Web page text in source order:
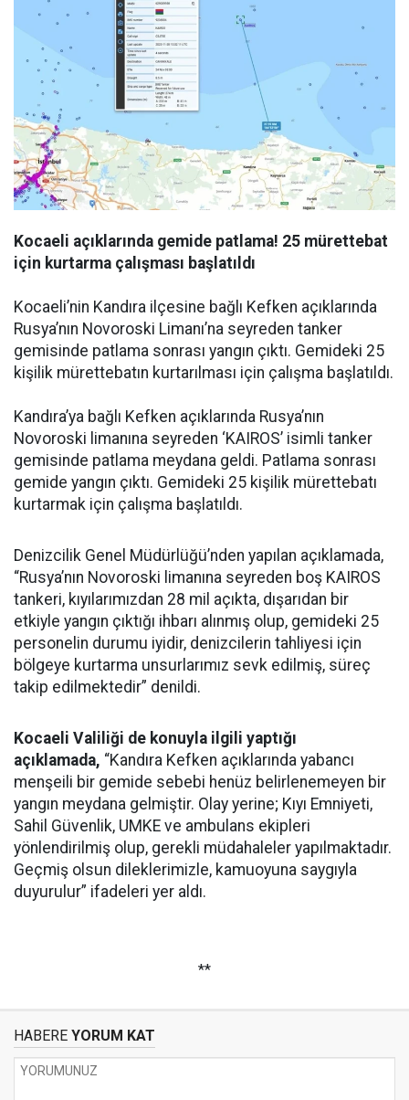
Kocaeli açıklarında gemide patlama! 25 mürettebat
için kurtarma çalışması başlatıldı
Kocaeli’nin Kandıra ilçesine bağlı Kefken açıklarında
Rusya’nın Novoroski Limanı’na seyreden tanker
gemisinde patlama sonrası yangın çıktı. Gemideki 25
kişilik mürettebatın kurtarılması için çalışma başlatıldı.
Kandıra’ya bağlı Kefken açıklarında Rusya’nın
Novoroski limanına seyreden ‘KAIROS’ isimli tanker
gemisinde patlama meydana geldi. Patlama sonrası
gemide yangın çıktı. Gemideki 25 kişilik mürettebatı
kurtarmak için çalışma başlatıldı.
Denizcilik Genel Müdürlüğü’nden yapılan açıklamada,
“Rusya’nın Novoroski limanına seyreden boş KAIROS
tankeri, kıyılarımızdan 28 mil açıkta, dışarıdan bir
etkiyle yangın çıktığı ihbarı alınmış olup, gemideki 25
personelin durumu iyidir, denizcilerin tahliyesi için
bölgeye kurtarma unsurlarımız sevk edilmiş, süreç
takip edilmektedir” denildi.
Kocaeli Valiliği de konuyla ilgili yaptığı
açıklamada, “Kandıra Kefken açıklarında yabancı
menşeili bir gemide sebebi henüz belirlenemeyen bir
yangın meydana gelmiştir. Olay yerine; Kıyı Emniyeti,
Sahil Güvenlik, UMKE ve ambulans ekipleri
yönlendirilmiş olup, gerekli müdahaleler yapılmaktadır.
Geçmiş olsun dileklerimizle, kamuoyuna saygıyla
duyurulur” ifadeleri yer aldı.
**
HABERE YORUM KAT